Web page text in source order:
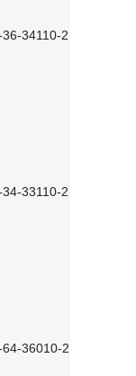
34110-2601
33110-2605
36010-2601